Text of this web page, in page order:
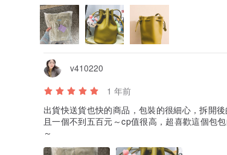
v410220
1 年前
出貨快送貨也快的商品，包裝的很細心，拆開
且一個不到五百元～cp值很高，超喜歡這個包
～